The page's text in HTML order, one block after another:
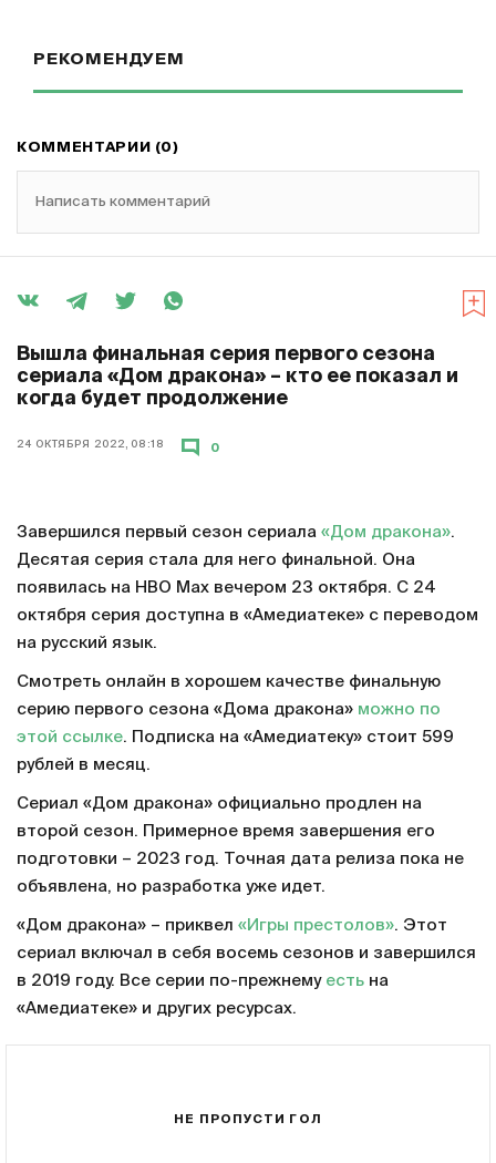
РЕКОМЕНДУЕМ
КОММЕНТАРИИ (0)
Написать комментарий
Вышла финальная серия первого сезона
сериала «Дом дракона» – кто ее показал и
когда будет продолжение
24 ОКТЯБРЯ 2022, 08:18 0
Завершился первый сезон сериала «Дом дракона».
Десятая серия стала для него финальной. Она
появилась на HBO Max вечером 23 октября. С 24
октября серия доступна в «Амедиатеке» с переводом
на русский язык.
Смотреть онлайн в хорошем качестве финальную
серию первого сезона «Дома дракона» можно по
этой ссылке. Подписка на «Амедиатеку» стоит 599
рублей в месяц.
Сериал «Дом дракона» официально продлен на
второй сезон. Примерное время завершения его
подготовки – 2023 год. Точная дата релиза пока не
объявлена, но разработка уже идет.
«Дом дракона» – приквел «Игры престолов». Этот
сериал включал в себя восемь сезонов и завершился
в 2019 году. Все серии по-прежнему есть на
«Амедиатеке» и других ресурсах.
НЕ ПРОПУСТИ ГОЛ